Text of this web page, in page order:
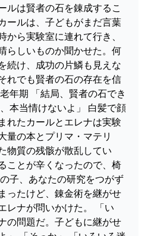
ルは賢者の石を錬成するこ
ールは、子どもがまだ言葉
から実験室に連れて行き、
らしいものか聞かせた。何
続け、成功の片鱗も見えな
れでも賢者の石の存在を信
年期 「結局、賢者の石でき
本当情けないよ」 白髪で顔
れたカールとエレナは実験
量の本とプリマ・マテリ
物質の残骸が散乱してい
ことが辛くなったので、椅
子、あなたの研究をつがず
ったけど、錬金術を継がせ
レナが問いかけた。 「い
の問題だ。子どもに継がせ